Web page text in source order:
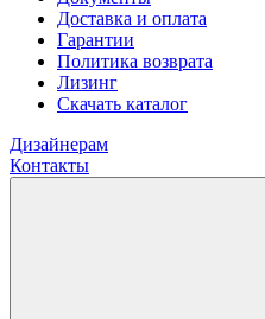
Доставка и оплата
Гарантии
Политика возврата
Лизинг
Скачать каталог
Дизайнерам
Контакты